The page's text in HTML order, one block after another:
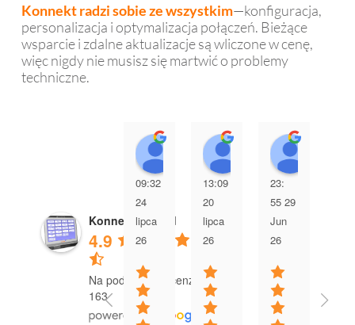
Konnekt radzi sobie ze wszystkim—konfiguracja,
personalizacja i optymalizacja połączeń. Bieżące
wsparcie i zdalne aktualizacje są wliczone w cenę,
więc nigdy nie musisz się martwić o problemy
techniczne.
Konnekt Pty Ltd
4.9
Na podstawie recenzji
163
Mark Dean
09:32
24
lipca
26
Susan Teal
13:09
20
lipca
26
23:
55 29
Jun
26